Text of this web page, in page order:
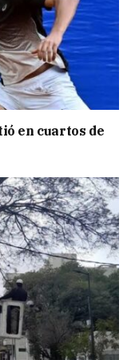
en cuartos de